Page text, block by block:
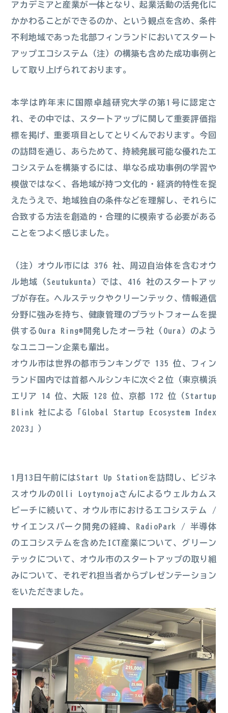
アカデミアと産業が一体となり、起業活動の活発化に
かかわることができるのか、という観点を含め、条件
不利地域であった北部フィンランドにおいてスタート
アップエコシステム（注）の構築も含めた成功事例と
して取り上げられております。
本学は昨年末に国際卓越研究大学の第1号に認定さ
れ、その中では、スタートアップに関して重要評価指
標を掲げ、重要項目としてとりくんでおります。今回
の訪問を通じ、あらためて、持続発展可能な優れたエ
コシステムを構築するには、単なる成功事例の学習や
模倣ではなく、各地域が持つ文化的・経済的特性を捉
えたうえで、地域独自の条件などを理解し、それらに
合致する方法を創造的・合理的に模索する必要がある
ことをつよく感じました。
（ 注 ）オウル市には 376 社、周辺自治体を含むオウ
ル地域（Seutukunta）では、416 社のスタートアッ
プが存在。ヘルステックやクリーンテック、情報通信
分野に強みを持ち、健康管理のプラットフォームを提
供するOura Ring®開発したオーラ社（Oura）のよう
なユニコーン企業も輩出。
オウル市は世界の都市ランキングで 135 位、フィン
ランド国内では首都ヘルシンキに次ぐ２位（東京横浜
エリア 14 位、大阪 128 位、京都 172 位（Startup
Blink 社による「Global Startup Ecosystem Index
2023」）
1月13日午前にはStart Up Stationを訪問し、ビジネ
スオウルのOlli Loytynojaさんによるウェルカムス
ピーチに続いて、オウル市におけるエコシステム /
サイエンスパーク開発の経緯、RadioPark / 半導体
のエコシステムを含めたICT産業について、グリーン
テックについて、オウル市のスタートアップの取り組
みについて、それぞれ担当者からプレゼンテーション
をいただきました。